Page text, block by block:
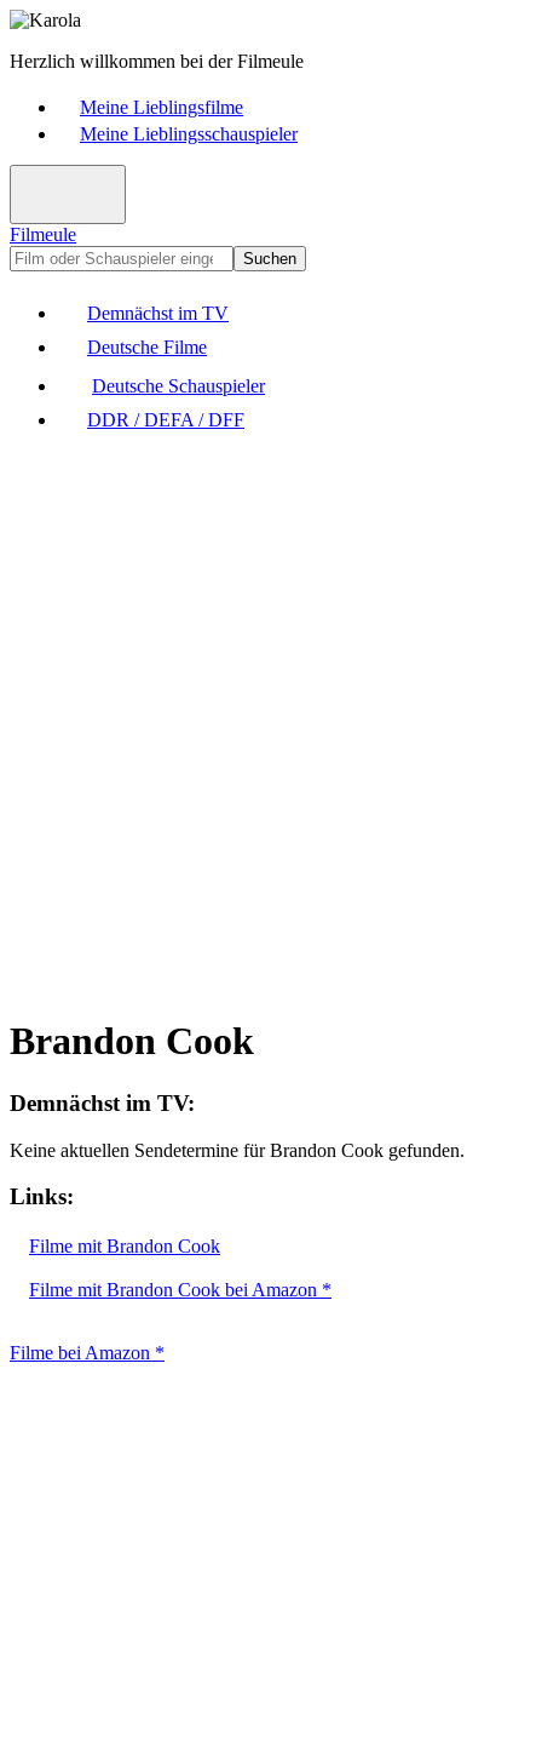
Herzlich willkommen bei der Filmeule
Meine Lieblingsfilme
Meine Lieblingsschauspieler
Filmeule
Suchen
Demnächst im TV
Deutsche Filme
Deutsche Schauspieler
DDR / DEFA / DFF
Brandon Cook
Demnächst im TV:
Keine aktuellen Sendetermine für Brandon Cook gefunden.
Links:
Filme mit Brandon Cook
Filme mit Brandon Cook bei Amazon *
Filme bei Amazon *